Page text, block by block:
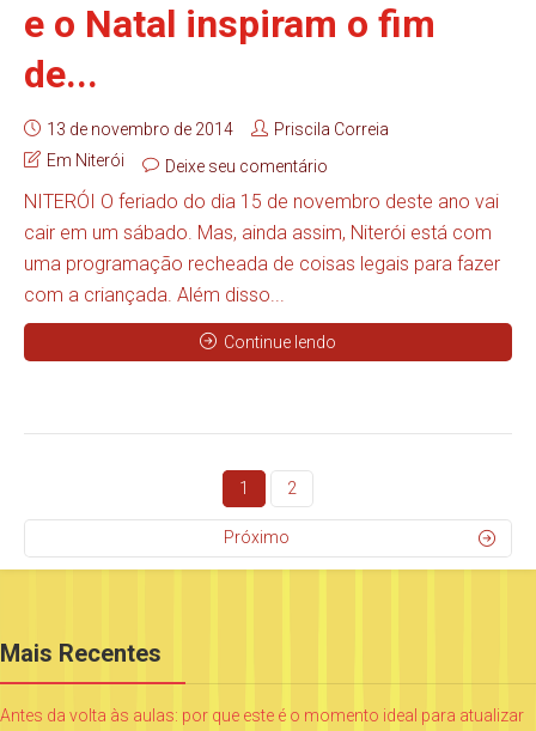
e o Natal inspiram o fim
de...
13 de novembro de 2014
Priscila Correia
Em Niterói
Deixe seu comentário
NITERÓI O feriado do dia 15 de novembro deste ano vai
cair em um sábado. Mas, ainda assim, Niterói está com
uma programação recheada de coisas legais para fazer
com a criançada. Além disso...
Continue lendo
1 2
Próximo
Mais Recentes
Antes da volta às aulas: por que este é o momento ideal para atualizar